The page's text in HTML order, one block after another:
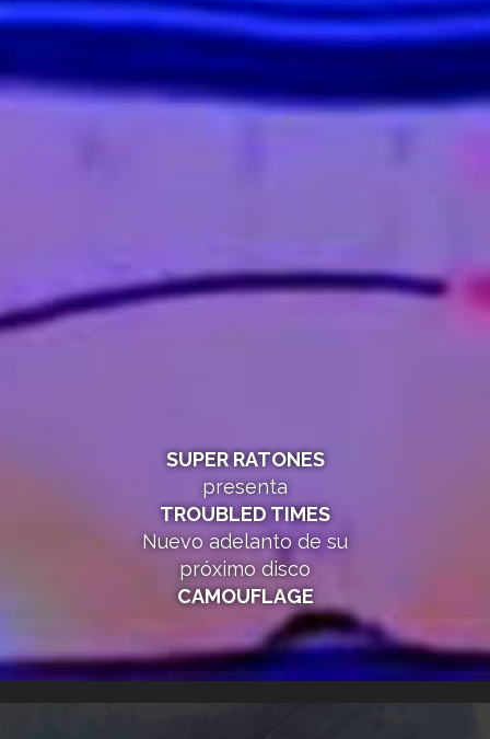
SUPER RATONES
presenta
TROUBLED TIMES
Nuevo adelanto de su
próximo disco
CAMOUFLAGE